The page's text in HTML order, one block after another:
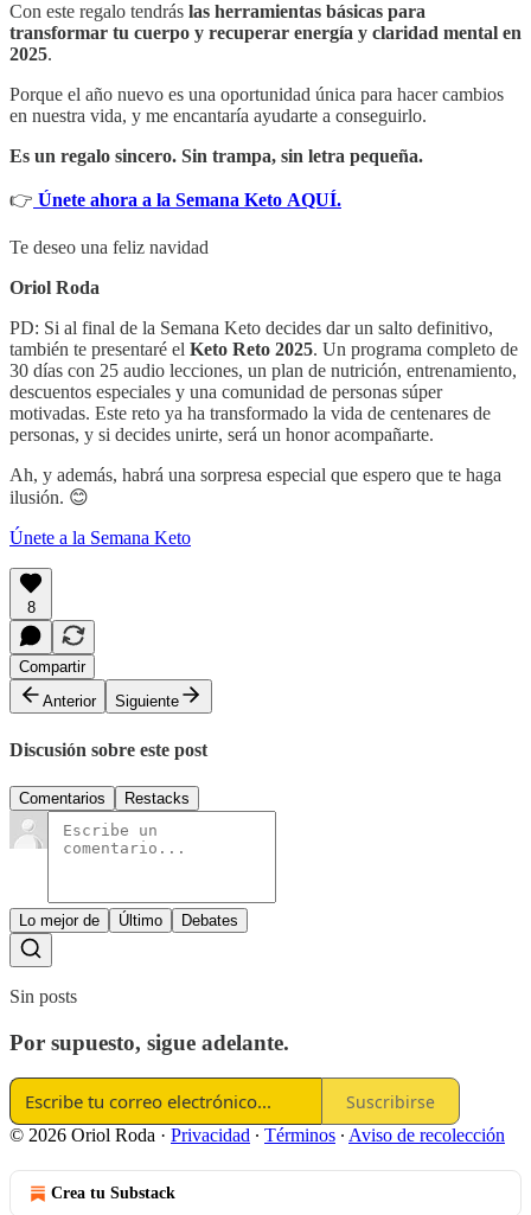
Con este regalo tendrás las herramientas básicas para
transformar tu cuerpo y recuperar energía y claridad mental en
2025.
Porque el año nuevo es una oportunidad única para hacer cambios
en nuestra vida, y me encantaría ayudarte a conseguirlo.
Es un regalo sincero. Sin trampa, sin letra pequeña.
👉 Únete ahora a la Semana Keto AQUÍ.
Te deseo una feliz navidad
Oriol Roda
PD: Si al final de la Semana Keto decides dar un salto definitivo,
también te presentaré el Keto Reto 2025. Un programa completo de
30 días con 25 audio lecciones, un plan de nutrición, entrenamiento,
descuentos especiales y una comunidad de personas súper
motivadas. Este reto ya ha transformado la vida de centenares de
personas, y si decides unirte, será un honor acompañarte.
Ah, y además, habrá una sorpresa especial que espero que te haga
ilusión. 😊
Únete a la Semana Keto
8
Compartir
Anterior
Siguiente
Discusión sobre este post
Comentarios Restacks
Lo mejor de Último Debates
Sin posts
Por supuesto, sigue adelante.
Suscribirse
© 2026 Oriol Roda · Privacidad ∙ Términos ∙ Aviso de recolección
Crea tu Substack